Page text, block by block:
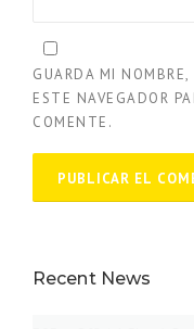
GUARDA MI
ESTE NAVEGADOR
COMENTE.
Recent News